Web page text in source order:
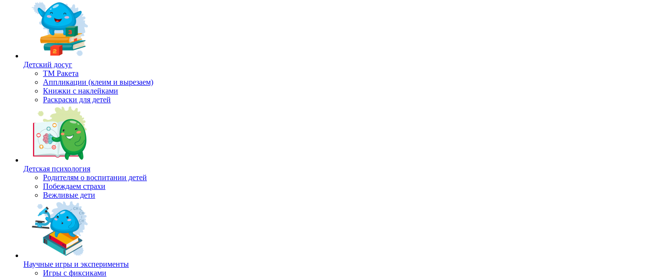
Детский досуг
ТМ Ракета
Аппликации (клеим и вырезаем)
Книжки с наклейками
Раскраски для детей
Детская психология
Родителям о воспитании детей
Побеждаем страхи
Вежливые дети
Научные игры и эксперименты
Игры с фиксиками